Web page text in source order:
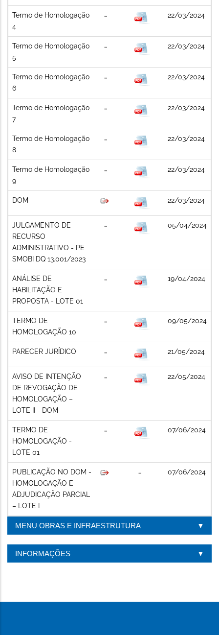
Termo de Homologação
4
22/03/2024
Termo de Homologação
5
22/03/2024
Termo de Homologação
6
22/03/2024
Termo de Homologação
7
22/03/2024
Termo de Homologação
8
22/03/2024
Termo de Homologação
9
22/03/2024
DOM 22/03/2024
JULGAMENTO DE
RECURSO
ADMINISTRATIVO - PE
SMOBI DQ 13.001/2023
05/04/2024
ANÁLISE DE
HABILITAÇÃO E
PROPOSTA - LOTE 01
19/04/2024
TERMO DE
HOMOLOGAÇÃO 10
09/05/2024
PARECER JURÍDICO 21/05/2024
AVISO DE INTENÇÃO
DE REVOGAÇÃO DE
HOMOLOGAÇÃO –
LOTE II - DOM
22/05/2024
TERMO DE
HOMOLOGAÇÃO -
LOTE 01
07/06/2024
PUBLICAÇÃO NO DOM -
HOMOLOGAÇÃO E
ADJUDICAÇÃO PARCIAL
– LOTE I
07/06/2024
MENU OBRAS E INFRAESTRUTURA
INFORMAÇÕES